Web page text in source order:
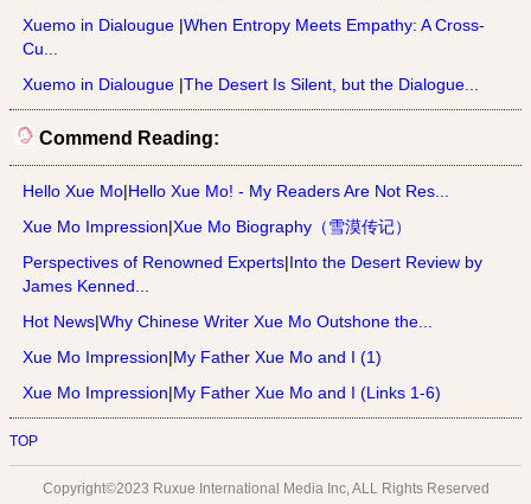
Xuemo in Dialougue |When Entropy Meets Empathy: A Cross-
Cu...
Xuemo in Dialougue |The Desert Is Silent, but the Dialogue...
Commend Reading:
Hello Xue Mo|Hello Xue Mo! - My Readers Are Not Res...
Xue Mo Impression|Xue Mo Biography（雪漠传记）
Perspectives of Renowned Experts|Into the Desert Review by
James Kenned...
Hot News|Why Chinese Writer Xue Mo Outshone the...
Xue Mo Impression|My Father Xue Mo and I (1)
Xue Mo Impression|My Father Xue Mo and I (Links 1-6)
TOP
Copyright©2023 Ruxue International Media Inc, ALL Rights Reserved